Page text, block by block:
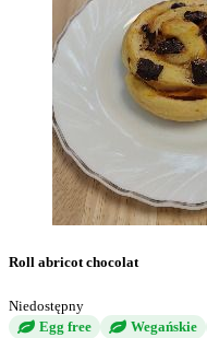
Roll abricot chocolat
Niedostępny
Egg free
Wegańskie